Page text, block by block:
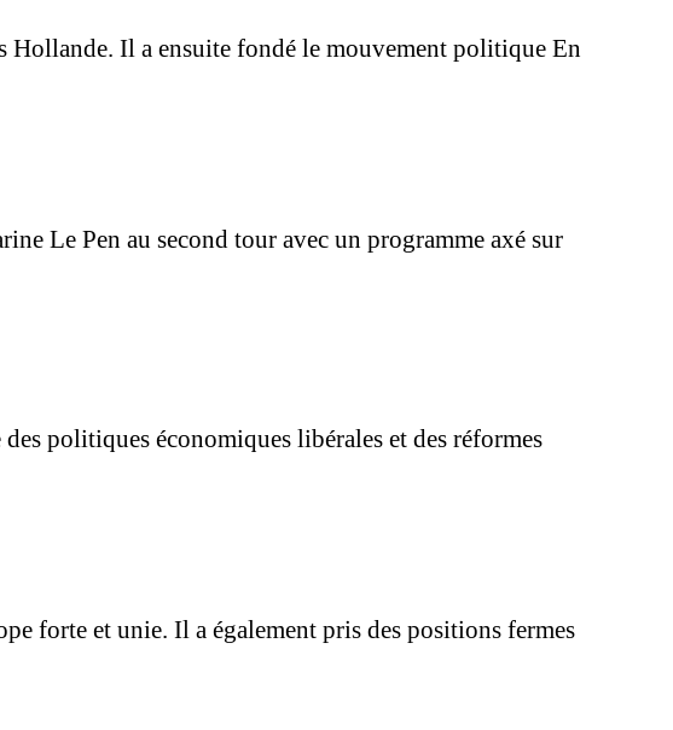
Hollande. Il a ensuite fondé le mouvement politique En
Le Pen au second tour avec un programme axé sur
politiques économiques libérales et des réformes
forte et unie. Il a également pris des positions fermes